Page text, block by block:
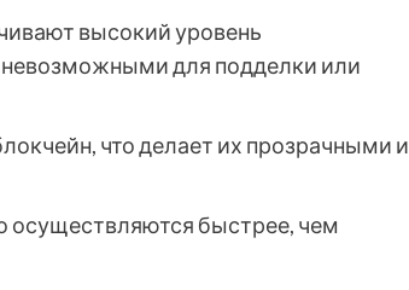
высокий уровень
невозможными для подделки или
что делает их прозрачными и
осуществляются быстрее, чем